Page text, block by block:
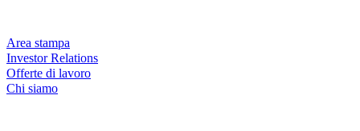
Area stampa
Investor Relations
Offerte di lavoro
Chi siamo